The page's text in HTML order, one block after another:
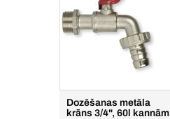
Dozēšanas metāla
krāns 3/4", 60l kannām